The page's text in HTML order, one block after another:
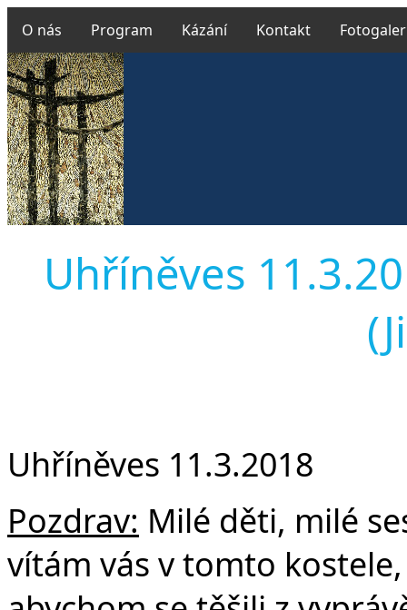
O nás Program Kázání Kontakt
Uhříněves
Uhříněves 11.3.2018
Pozdrav: Milé děti, milé
vítám vás v tomto